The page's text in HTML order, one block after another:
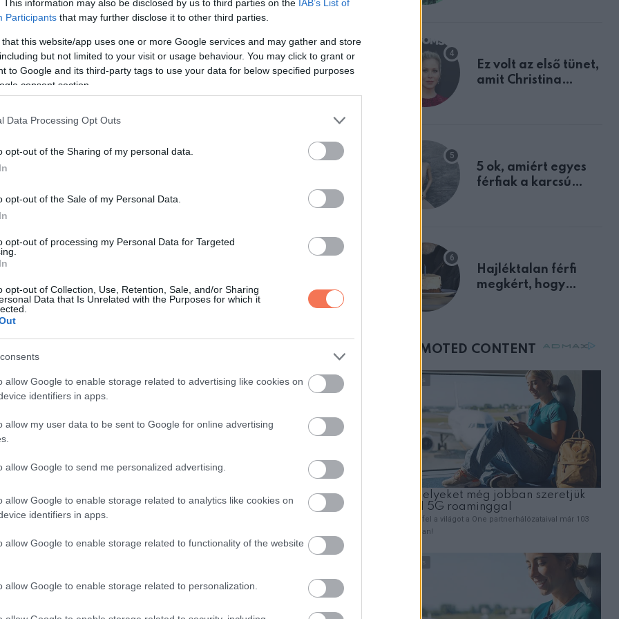
This information may also be disclosed by us to third parties on the IAB’s List of
Participants that may further disclose it to other third parties.
that this website/app uses one or more Google services and may gather and store
but not limited to your visit or usage behaviour. You may click to grant or
to Google and its third-party tags to use your data for below specified purposes
consent section.
Data Processing Opt Outs
opt-out of the Sharing of my personal data.
opt-out of the Sale of my Personal Data.
opt-out of processing my Personal Data for Targeted
opt-out of Collection, Use, Retention, Sale, and/or Sharing
Data that Is Unrelated with the Purposes for which it
allow Google to enable storage related to advertising like cookies on
identifiers in apps.
allow my user data to be sent to Google for online advertising
allow Google to send me personalized advertising.
allow Google to enable storage related to analytics like cookies on
identifiers in apps.
allow Google to enable storage related to functionality of the website
allow Google to enable storage related to personalization.
egyetlen szörnyű pillanat alatt megtanulta volna, hogy az emberek
rendszerben nincs rokon.”
ma estére. Amíg kitalálják, mi legyen.”
éjszakázik, és alig végzett.”
már mindent elveszített, újabb idegenek vigyenek el.
hogy Avery velem jöjjön.
ellenőrzések, lakáslátogatások, szülői tanfolyamok, amiket a 12 órás
a müzlisoron.
mintha tiltottat mondott volna.
és a gyász, aztán bólintott.
módon. Éjfélkor csirkefalatkákat melegítettem, és figyeltem, hogy Mr.
Ez volt az első tünet,
amit Christina
5 ok, amiért egyes
férfiak a karcsú
Hajléktalan férfi
megkért, hogy
mellettem ült az első